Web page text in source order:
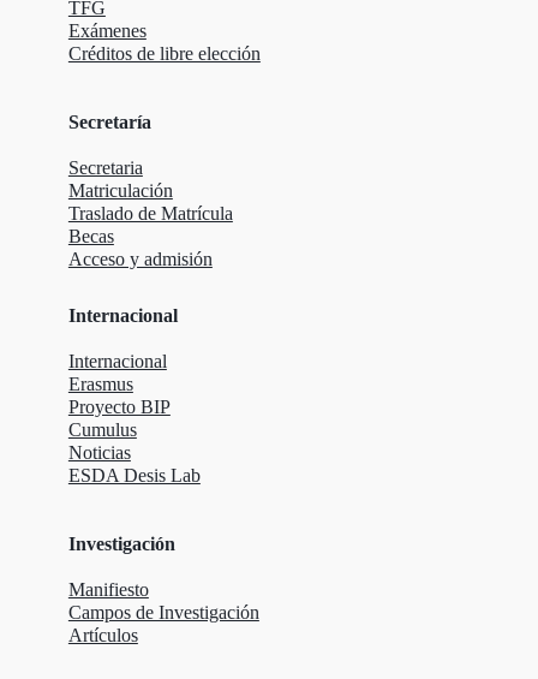
TFG
Exámenes
Créditos de libre elección
Secretaría
Secretaria
Matriculación
Traslado de Matrícula
Becas
Acceso y admisión
Internacional
Internacional
Erasmus
Proyecto BIP
Cumulus
Noticias
ESDA Desis Lab
Investigación
Manifiesto
Campos de Investigación
Artículos